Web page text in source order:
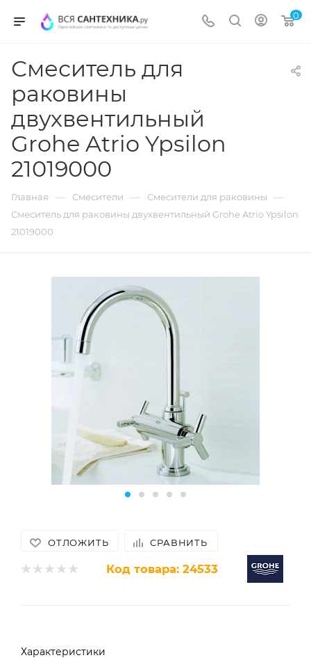
0
Смеситель для
раковины
двухвентильный
Grohe Atrio Ypsilon
21019000
Главная — Смесители — Смесители для раковины —
Смеситель для раковины двухвентильный Grohe Atrio Ypsilon
21019000
ОТЛОЖИТЬ СРАВНИТЬ
Код товара: 24533
Характеристики